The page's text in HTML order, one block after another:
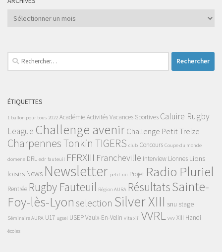
Archives
Rechercher :
ÉTIQUETTES
1 ballon pour tous 2022 AcadémieActivités Vacances Sportives Caluire Rugby
League Challenge avenirChallenge Petit Treize
Charpennes Tonkin TIGERS club Concours Coupe du monde
domene DRL edr fauteuil FFRXIII Francheville Interview Lionnes Lions
loisirs News Newsletter petit xiii Projet Radio Pluriel
Rentrée Rugby Fauteuil Région AURA RésultatsSainte-
Foy-lès-Lyon selection Silver XIII snu stage
Séminaire AURA U17 ugsel USEPVaulx-En-Velin vita xiii VVRL vvv XIII Handi
écoles